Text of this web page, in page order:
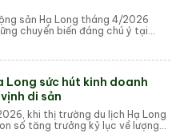
sản Hạ Long tháng 4/2026
chuyển biến đáng chú ý tại
Long sức hút kinh doanh
di sản
khi thị trường du lịch Hạ Long
số tăng trưởng kỷ lục về lượng